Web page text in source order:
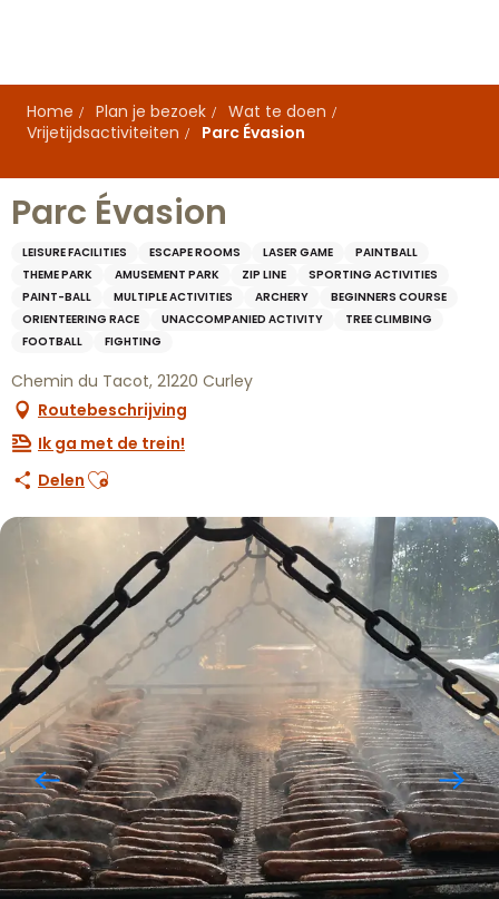
principal
Home
Plan je bezoek
Wat te doen
Vrijetijdsactiviteiten
Parc Évasion
Parc Évasion
LEISURE FACILITIES ESCAPE ROOMS LASER GAME
PAINTBALL
THEME PARK
AMUSEMENT PARK ZIP LINE
SPORTING ACTIVITIES
PAINT-BALL
MULTIPLE ACTIVITIES ARCHERY
BEGINNERS COURSE
ORIENTEERING RACE
UNACCOMPANIED ACTIVITY
TREE CLIMBING
FOOTBALL
FIGHTING
Chemin du Tacot, 21220 Curley
Routebeschrijving
Ik ga met de trein!
Delen Ajouter aux favoris